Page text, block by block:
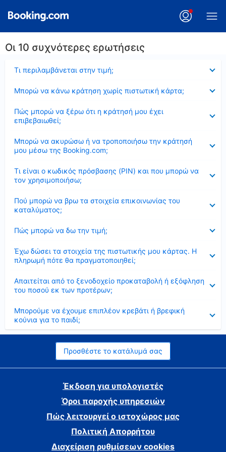
Οι 10 συχνότερες ερωτήσεις
Τι περιλαμβάνεται στην τιμή;
Μπορώ να κάνω κράτηση χωρίς πιστωτική κάρτα;
Πώς μπορώ να ξέρω ότι η κράτησή μου έχει
επιβεβαιωθεί;
Μπορώ να ακυρώσω ή να τροποποιήσω την κράτησή
μου μέσω της Booking.com;
Τι είναι ο κωδικός πρόσβασης (PIN) και που μπορώ να
τον χρησιμοποιήσω;
Πού μπορώ να βρω τα στοιχεία επικοινωνίας του
καταλύματος;
Πώς μπορώ να δω την τιμή;
Έχω δώσει τα στοιχεία της πιστωτικής μου κάρτας. Η
πληρωμή πότε θα πραγματοποιηθεί;
Απαιτείται από το ξενοδοχείο προκαταβολή ή εξόφληση
του ποσού εκ των προτέρων;
Μπορούμε να έχουμε επιπλέον κρεβάτι ή βρεφική
κούνια για το παιδί;
Προσθέστε το κατάλυμά σας
Έκδοση για υπολογιστές
Όροι παροχής υπηρεσιών
Πώς λειτουργεί ο ιστοχώρος μας
Πολιτική Απορρήτου
Διαχείριση ρυθμίσεων cookies